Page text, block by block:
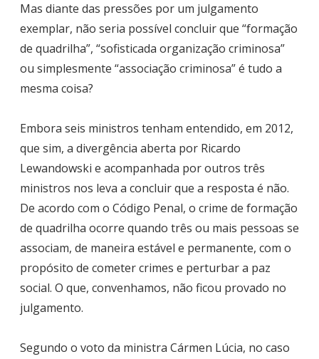
Mas diante das pressões por um julgamento
exemplar, não seria possível concluir que “formação
de quadrilha”, “sofisticada organização criminosa”
ou simplesmente “associação criminosa” é tudo a
mesma coisa?
Embora seis ministros tenham entendido, em 2012,
que sim, a divergência aberta por Ricardo
Lewandowski e acompanhada por outros três
ministros nos leva a concluir que a resposta é não.
De acordo com o Código Penal, o crime de formação
de quadrilha ocorre quando três ou mais pessoas se
associam, de maneira estável e permanente, com o
propósito de cometer crimes e perturbar a paz
social. O que, convenhamos, não ficou provado no
julgamento.
Segundo o voto da ministra Cármen Lúcia, no caso